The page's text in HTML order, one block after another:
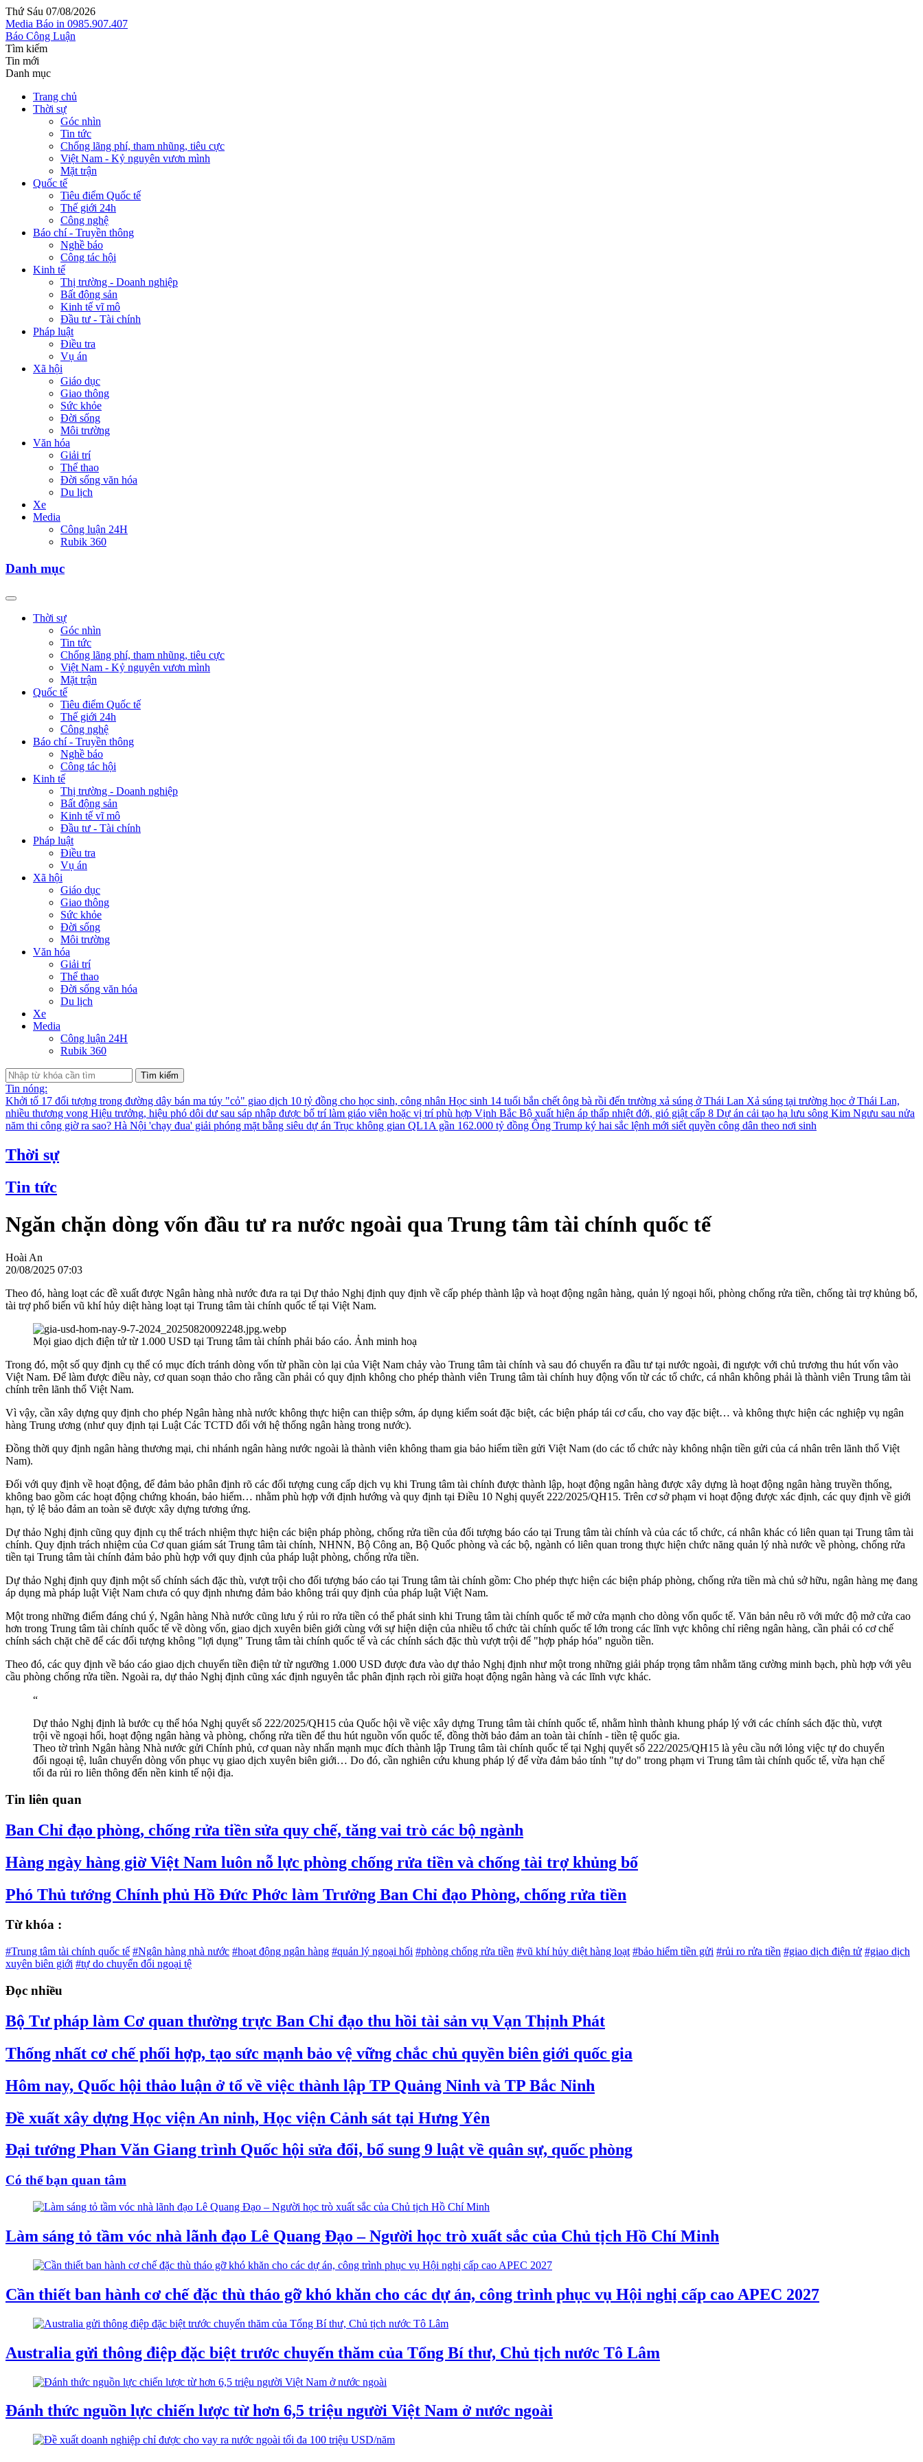
Thứ Sáu 07/08/2026
Media Báo in 0985.907.407
Báo Công Luận
Tìm kiếm
Tin mới
Danh mục
Trang chủ
Thời sự
Góc nhìn
Tin tức
Chống lãng phí, tham nhũng, tiêu cực
Việt Nam - Kỷ nguyên vươn mình
Mặt trận
Quốc tế
Tiêu điểm Quốc tế
Thế giới 24h
Công nghệ
Báo chí - Truyền thông
Nghề báo
Công tác hội
Kinh tế
Thị trường - Doanh nghiệp
Bất động sản
Kinh tế vĩ mô
Đầu tư - Tài chính
Pháp luật
Điều tra
Vụ án
Xã hội
Giáo dục
Giao thông
Sức khỏe
Đời sống
Môi trường
Văn hóa
Giải trí
Thể thao
Đời sống văn hóa
Du lịch
Xe
Media
Công luận 24H
Rubik 360
Danh mục
Thời sự
Góc nhìn
Tin tức
Chống lãng phí, tham nhũng, tiêu cực
Việt Nam - Kỷ nguyên vươn mình
Mặt trận
Quốc tế
Tiêu điểm Quốc tế
Thế giới 24h
Công nghệ
Báo chí - Truyền thông
Nghề báo
Công tác hội
Kinh tế
Thị trường - Doanh nghiệp
Bất động sản
Kinh tế vĩ mô
Đầu tư - Tài chính
Pháp luật
Điều tra
Vụ án
Xã hội
Giáo dục
Giao thông
Sức khỏe
Đời sống
Môi trường
Văn hóa
Giải trí
Thể thao
Đời sống văn hóa
Du lịch
Xe
Media
Công luận 24H
Rubik 360
Tìm kiếm
Tin nóng:
Khởi tố 17 đối tượng trong đường dây bán ma túy "cỏ" giao dịch 10 tỷ đồng cho học sinh, công nhân Học sinh 14 tuổi bắn chết ông bà rồi đến trường xả súng ở Thái Lan Xả súng tại trường học ở Thái Lan,
nhiều thương vong Hiệu trưởng, hiệu phó dôi dư sau sáp nhập được bố trí làm giáo viên hoặc vị trí phù hợp Vịnh Bắc Bộ xuất hiện áp thấp nhiệt đới, gió giật cấp 8 Dự án cải tạo hạ lưu sông Kim Ngưu sau nửa
năm thi công giờ ra sao? Hà Nội 'chạy đua' giải phóng mặt bằng siêu dự án Trục không gian QL1A gần 162.000 tỷ đồng Ông Trump ký hai sắc lệnh mới siết quyền công dân theo nơi sinh
Thời sự
Tin tức
Ngăn chặn dòng vốn đầu tư ra nước ngoài qua Trung tâm tài chính quốc tế
Hoài An
20/08/2025 07:03
Theo đó, hàng loạt các đề xuất được Ngân hàng nhà nước đưa ra tại Dự thảo Nghị định quy định về cấp phép thành lập và hoạt động ngân hàng, quản lý ngoại hối, phòng chống rửa tiền, chống tài trợ khủng bố,
tài trợ phổ biến vũ khí hủy diệt hàng loạt tại Trung tâm tài chính quốc tế tại Việt Nam.
Mọi giao dịch điện tử từ 1.000 USD tại Trung tâm tài chính phải báo cáo. Ảnh minh hoạ
Trong đó, một số quy định cụ thể có mục đích tránh dòng vốn từ phần còn lại của Việt Nam chảy vào Trung tâm tài chính và sau đó chuyển ra đầu tư tại nước ngoài, đi ngược với chủ trương thu hút vốn vào
Việt Nam. Để làm được điều này, cơ quan soạn thảo cho rằng cần phải có quy định không cho phép thành viên Trung tâm tài chính huy động vốn từ các tổ chức, cá nhân không phải là thành viên Trung tâm tài
chính trên lãnh thổ Việt Nam.
Vì vậy, cần xây dựng quy định cho phép Ngân hàng nhà nước không thực hiện can thiệp sớm, áp dụng kiểm soát đặc biệt, các biện pháp tái cơ cấu, cho vay đặc biệt… và không thực hiện các nghiệp vụ ngân
hàng Trung ương (như quy định tại Luật Các TCTD đối với hệ thống ngân hàng trong nước).
Đồng thời quy định ngân hàng thương mại, chi nhánh ngân hàng nước ngoài là thành viên không tham gia bảo hiểm tiền gửi Việt Nam (do các tổ chức này không nhận tiền gửi của cá nhân trên lãnh thổ Việt
Nam).
Đối với quy định về hoạt động, để đảm bảo phân định rõ các đối tượng cung cấp dịch vụ khi Trung tâm tài chính được thành lập, hoạt động ngân hàng được xây dựng là hoạt động ngân hàng truyền thống,
không bao gồm các hoạt động chứng khoán, bảo hiểm… nhằm phù hợp với định hướng và quy định tại Điều 10 Nghị quyết 222/2025/QH15. Trên cơ sở phạm vi hoạt động được xác định, các quy định về giới
hạn, tỷ lệ bảo đảm an toàn sẽ được xây dựng tương ứng.
Dự thảo Nghị định cũng quy định cụ thể trách nhiệm thực hiện các biện pháp phòng, chống rửa tiền của đối tượng báo cáo tại Trung tâm tài chính và của các tổ chức, cá nhân khác có liên quan tại Trung tâm tài
chính. Quy định trách nhiệm của Cơ quan giám sát Trung tâm tài chính, NHNN, Bộ Công an, Bộ Quốc phòng và các bộ, ngành có liên quan trong thực hiện chức năng quản lý nhà nước về phòng, chống rửa
tiền tại Trung tâm tài chính đảm bảo phù hợp với quy định của pháp luật phòng, chống rửa tiền.
Dự thảo Nghị định quy định một số chính sách đặc thù, vượt trội cho đối tượng báo cáo tại Trung tâm tài chính gồm: Cho phép thực hiện các biện pháp phòng, chống rửa tiền mà chủ sở hữu, ngân hàng mẹ đang
áp dụng mà pháp luật Việt Nam chưa có quy định nhưng đảm bảo không trái quy định của pháp luật Việt Nam.
Một trong những điểm đáng chú ý, Ngân hàng Nhà nước cũng lưu ý rủi ro rửa tiền có thể phát sinh khi Trung tâm tài chính quốc tế mở cửa mạnh cho dòng vốn quốc tế. Văn bản nêu rõ với mức độ mở cửa cao
hơn trong Trung tâm tài chính quốc tế về dòng vốn, giao dịch xuyên biên giới cùng với sự hiện diện của nhiều tổ chức tài chính quốc tế lớn trong các lĩnh vực không chỉ riêng ngân hàng, cần phải có cơ chế
chính sách chặt chẽ để các đối tượng không "lợi dụng" Trung tâm tài chính quốc tế và các chính sách đặc thù vượt trội để "hợp pháp hóa" nguồn tiền.
Theo đó, các quy định về báo cáo giao dịch chuyển tiền điện tử từ ngưỡng 1.000 USD được đưa vào dự thảo Nghị định như một trong những giải pháp trọng tâm nhằm tăng cường minh bạch, phù hợp với yêu
cầu phòng chống rửa tiền. Ngoài ra, dự thảo Nghị định cũng xác định nguyên tắc phân định rạch ròi giữa hoạt động ngân hàng và các lĩnh vực khác.
“
Dự thảo Nghị định là bước cụ thể hóa Nghị quyết số 222/2025/QH15 của Quốc hội về việc xây dựng Trung tâm tài chính quốc tế, nhằm hình thành khung pháp lý với các chính sách đặc thù, vượt
trội về ngoại hối, hoạt động ngân hàng và phòng, chống rửa tiền để thu hút nguồn vốn quốc tế, đồng thời bảo đảm an toàn tài chính - tiền tệ quốc gia.
Theo tờ trình Ngân hàng Nhà nước gửi Chính phủ, cơ quan này nhấn mạnh mục đích thành lập Trung tâm tài chính quốc tế tại Nghị quyết số 222/2025/QH15 là yêu cầu nới lỏng việc tự do chuyển
đổi ngoại tệ, luân chuyển dòng vốn phục vụ giao dịch xuyên biên giới… Do đó, cần nghiên cứu khung pháp lý để vừa đảm bảo tính "tự do" trong phạm vi Trung tâm tài chính quốc tế, vừa hạn chế
tối đa rủi ro liên thông đến nền kinh tế nội địa.
Tin liên quan
Ban Chỉ đạo phòng, chống rửa tiền sửa quy chế, tăng vai trò các bộ ngành
Hàng ngày hàng giờ Việt Nam luôn nỗ lực phòng chống rửa tiền và chống tài trợ khủng bố
Phó Thủ tướng Chính phủ Hồ Đức Phớc làm Trưởng Ban Chỉ đạo Phòng, chống rửa tiền
Từ khóa :
#Trung tâm tài chính quốc tế #Ngân hàng nhà nước #hoạt động ngân hàng #quản lý ngoại hối #phòng chống rửa tiền #vũ khí hủy diệt hàng loạt #bảo hiểm tiền gửi #rủi ro rửa tiền #giao dịch điện tử #giao dịch
xuyên biên giới #tự do chuyển đổi ngoại tệ
Đọc nhiều
Bộ Tư pháp làm Cơ quan thường trực Ban Chỉ đạo thu hồi tài sản vụ Vạn Thịnh Phát
Thống nhất cơ chế phối hợp, tạo sức mạnh bảo vệ vững chắc chủ quyền biên giới quốc gia
Hôm nay, Quốc hội thảo luận ở tổ về việc thành lập TP Quảng Ninh và TP Bắc Ninh
Đề xuất xây dựng Học viện An ninh, Học viện Cảnh sát tại Hưng Yên
Đại tướng Phan Văn Giang trình Quốc hội sửa đổi, bổ sung 9 luật về quân sự, quốc phòng
Có thể bạn quan tâm
Làm sáng tỏ tầm vóc nhà lãnh đạo Lê Quang Đạo – Người học trò xuất sắc của Chủ tịch Hồ Chí Minh
Cần thiết ban hành cơ chế đặc thù tháo gỡ khó khăn cho các dự án, công trình phục vụ Hội nghị cấp cao APEC 2027
Australia gửi thông điệp đặc biệt trước chuyến thăm của Tổng Bí thư, Chủ tịch nước Tô Lâm
Đánh thức nguồn lực chiến lược từ hơn 6,5 triệu người Việt Nam ở nước ngoài